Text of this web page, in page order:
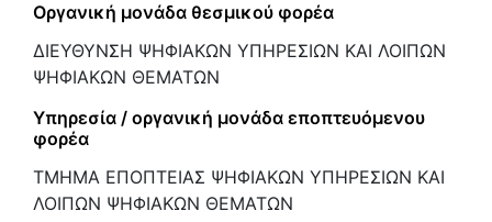
Οργανική μονάδα θεσμικού φορέα
ΔΙΕΥΘΥΝΣΗ ΨΗΦΙΑΚΩΝ ΥΠΗΡΕΣΙΩΝ ΚΑΙ ΛΟΙΠΩΝ
ΨΗΦΙΑΚΩΝ ΘΕΜΑΤΩΝ
Υπηρεσία / οργανική μονάδα εποπτευόμενου
φορέα
ΤΜΗΜΑ ΕΠΟΠΤΕΙΑΣ ΨΗΦΙΑΚΩΝ ΥΠΗΡΕΣΙΩΝ ΚΑΙ
ΛΟΙΠΩΝ ΨΗΦΙΑΚΩΝ ΘΕΜΑΤΩΝ